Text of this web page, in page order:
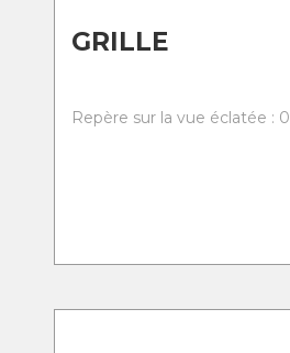
GRILLE
Repère sur la vue éclatée : 0